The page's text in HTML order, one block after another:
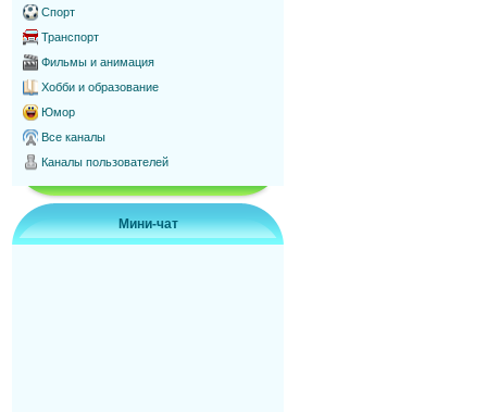
Спорт
Транспорт
Фильмы и анимация
Хобби и образование
Юмор
Все каналы
Каналы пользователей
Мини-чат